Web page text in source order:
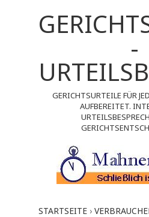
-
GERICHTSURTEILE FÜR
AUFBEREITET.
STARTSEITE ›